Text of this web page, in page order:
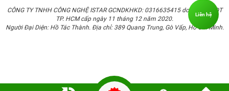
hơn trong các tình huống sử dụng hằng ngày.
CÔNG TY TNHH CÔNG NGHỆ ISTAR GCNDKHKD: 0316635415 do Sở KH & ĐT
TP. HCM cấp ngày 11 tháng 12 năm 2020.
Người Đại Diện: Hồ Tác Thành. Địa chỉ: 389 Quang Trung, Gò Vấp, Hồ Chí Minh.
Liên hệ